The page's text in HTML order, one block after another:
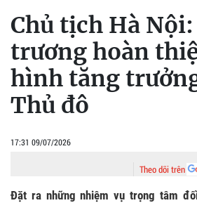
Chủ tịch Hà
trương hoàn
hình tăng
Thủ đô
17:31 09/07/2026
Theo dõi trên
Đặt ra những nhiệm vụ trọng tâm